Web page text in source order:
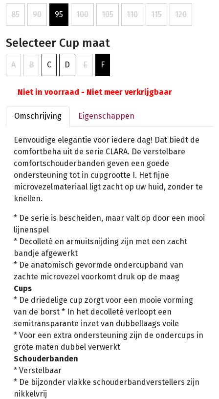
85 90 95 100 105 110 115 120
Selecteer Cup maat
A B C D E F
Niet in voorraad - Niet meer verkrijgbaar
Omschrijving Eigenschappen
Eenvoudige elegantie voor iedere dag! Dat biedt de
comfortbeha uit de serie CLARA. De verstelbare
comfortschouderbanden geven een goede
ondersteuning tot in cupgrootte I. Het fijne
microvezelmateriaal ligt zacht op uw huid, zonder te
knellen.
* De serie is bescheiden, maar valt op door een mooi
lijnenspel
* Decolleté en armuitsnijding zijn met een zacht
bandje afgewerkt
* De anatomisch gevormde ondercupband van
zachte microvezel voorkomt druk op de maag
Cups
* De driedelige cup zorgt voor een mooie vorming
van de borst * In het decolleté verloopt een
semitransparante inzet van dubbellaags voile
* Voor een extra ondersteuning zijn de ondercups in
grote maten dubbel verwerkt
Schouderbanden
* Verstelbaar
* De bijzonder vlakke schouderbandverstellers zijn
nikkelvrij